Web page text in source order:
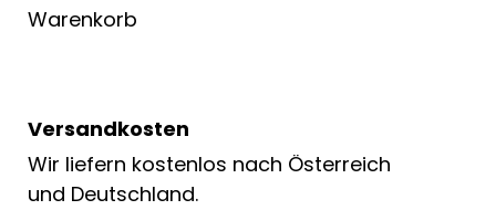
Warenkorb
Versandkosten
Wir liefern kostenlos nach Österreich
und Deutschland.